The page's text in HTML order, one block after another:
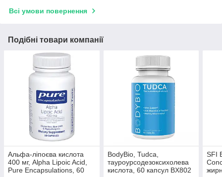
Всі умови повернення
Подібні товари компанії
Альфа-ліпоєва кислота
400 мг, Alpha Lipoic Acid,
Pure Encapsulations, 60
BodyBio, Tudca,
тауроурсодезоксихолева
кислота, 60 капсул BX802
SFI